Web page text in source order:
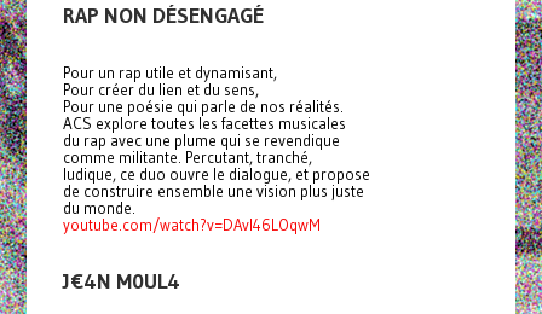
RAP NON DÉSENGAGÉ
Pour un rap utile et dynamisant,
Pour créer du lien et du sens,
Pour une poésie qui parle de nos réalités.
ACS explore toutes les facettes musicales
du rap avec une plume qui se revendique
comme militante. Percutant, tranché,
ludique, ce duo ouvre le dialogue, et propose
de construire ensemble une vision plus juste
du monde.
youtube.com/watch?v=DAvI46LOqwM
J€4N M0UL4